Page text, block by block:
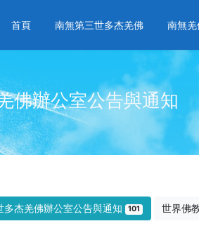
首頁 南無第三世多杰羌佛 南無
佛辦公室公告與通知
多杰羌佛辦公室公告與通知 101 世界佛